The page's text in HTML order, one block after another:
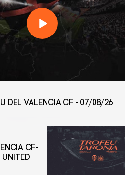
DEL VALENCIA CF - 07/08/26
CF-